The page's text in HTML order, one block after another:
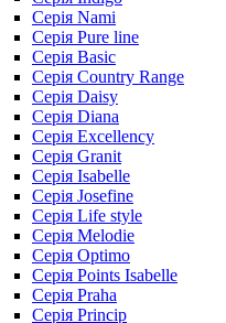
Cерія Nami
Cерія Pure line
Серія Basic
Серія Country Range
Серія Daisy
Серія Diana
Серія Excellency
Серія Granit
Серія Isabelle
Серія Josefine
Серія Life style
Серія Melodie
Серія Optimo
Серія Points Isabelle
Серія Praha
Серія Princip